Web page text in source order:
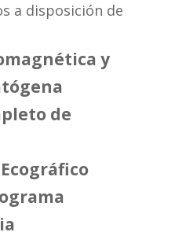
a disposición de
y
de